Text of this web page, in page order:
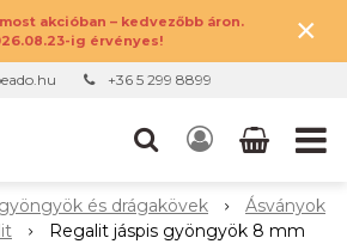
akcióban – kedvezőbb áron.
ig érvényes!
×
+36 5 299 8899
és drágakövek
Ásványok
Regalit jáspis gyöngyök 8 mm